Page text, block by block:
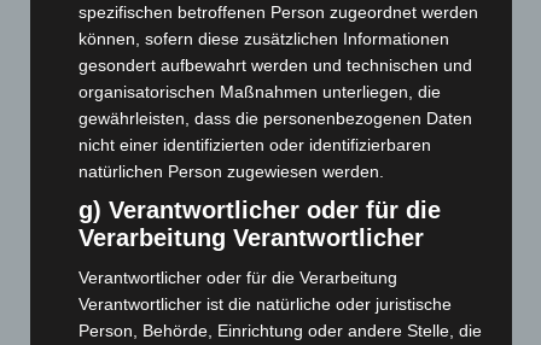
Blaulicht
2.799
Corona-News
Hannover und Region
Langenhagen und Ortsteile
3.252
Leserbriefe
Menschen
Über uns
Veranstaltungen
spezifischen betroffenen Person zugeordnet werden
können, sofern diese zusätzlichen Informationen
gesondert aufbewahrt werden und technischen und
organisatorischen Maßnahmen unterliegen, die
gewährleisten, dass die personenbezogenen Daten
nicht einer identifizierten oder identifizierbaren
natürlichen Person zugewiesen werden.
g) Verantwortlicher oder für die
Verarbeitung Verantwortlicher
Verantwortlicher oder für die Verarbeitung
Verantwortlicher ist die natürliche oder juristische
Person, Behörde, Einrichtung oder andere Stelle, die